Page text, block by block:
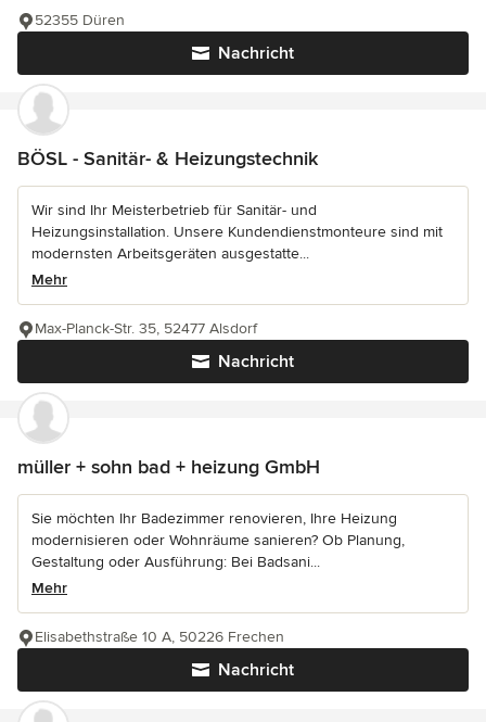
Nachricht
52355 Düren
BÖSL - Sanitär- & Heizungstechnik
Wir sind Ihr Meisterbetrieb für Sanitär- und
Heizungsinstallation. Unsere Kundendienstmonteure sind mit
modernsten Arbeitsgeräten ausgestatte...
Mehr
Nachricht
Max-Planck-Str. 35, 52477 Alsdorf
müller + sohn bad + heizung GmbH
Sie möchten Ihr Badezimmer renovieren, Ihre Heizung
modernisieren oder Wohnräume sanieren? Ob Planung,
Gestaltung oder Ausführung: Bei Badsani...
Mehr
Nachricht
Elisabethstraße 10 A, 50226 Frechen